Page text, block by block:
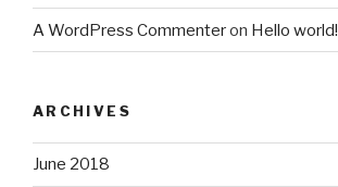
A WordPress Commenteron Hello world!
ARCHIVES
June 2018